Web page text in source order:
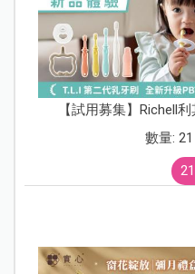
【試用募集】Richell
數量: